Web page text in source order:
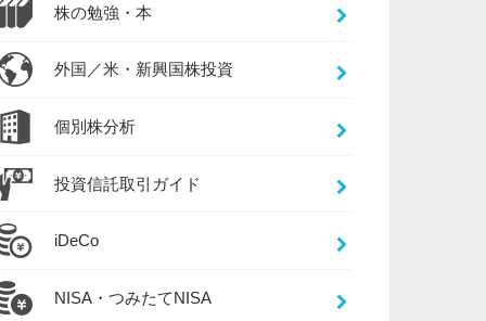
株の勉強・本
外国／米・新興国株投資
個別株分析
投資信託取引ガイド
iDeCo
NISA・つみたてNISA